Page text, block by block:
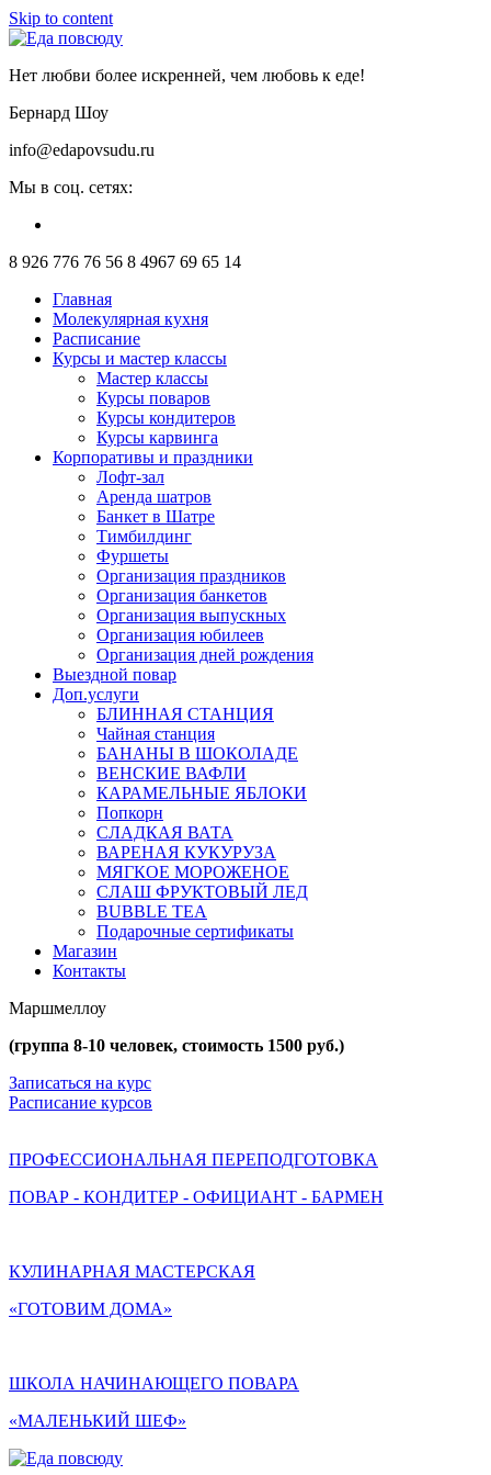
Skip to content
Нет любви более искренней, чем любовь к еде!
Бернард Шоу
info@edapovsudu.ru
Мы в соц. сетях:
8 926 776 76 56 8 4967 69 65 14
Главная
Молекулярная кухня
Расписание
Курсы и мастер классы
Мастер классы
Курсы поваров
Курсы кондитеров
Курсы карвинга
Корпоративы и праздники
Лофт-зал
Аренда шатров
Банкет в Шатре
Тимбилдинг
Фуршеты
Организация праздников
Организация банкетов
Организация выпускных
Организация юбилеев
Организация дней рождения
Выездной повар
Доп.услуги
БЛИННАЯ СТАНЦИЯ
Чайная станция
БАНАНЫ В ШОКОЛАДЕ
ВЕНСКИЕ ВАФЛИ
КАРАМЕЛЬНЫЕ ЯБЛОКИ
Попкорн
СЛАДКАЯ ВАТА
ВАРЕНАЯ КУКУРУЗА
МЯГКОЕ МОРОЖЕНОЕ
СЛАШ ФРУКТОВЫЙ ЛЕД
BUBBLE TEA
Подарочные сертификаты
Магазин
Контакты
Маршмеллоу
(группа 8-10 человек, стоимость 1500 руб.)
Записаться на курс
Расписание курсов
ПРОФЕССИОНАЛЬНАЯ ПЕРЕПОДГОТОВКА
ПОВАР - КОНДИТЕР - ОФИЦИАНТ - БАРМЕН
КУЛИНАРНАЯ МАСТЕРСКАЯ
«ГОТОВИМ ДОМА»
ШКОЛА НАЧИНАЮЩЕГО ПОВАРА
«МАЛЕНЬКИЙ ШЕФ»